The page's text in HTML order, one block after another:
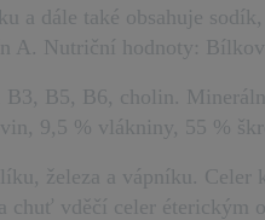
a dále také obsahuje
A. Nutriční hodnoty:
B3, B5, B6, cholin.
9,5 % vlákniny, 55 %
železa a vápníku. Celer
vděčí celer éterickým